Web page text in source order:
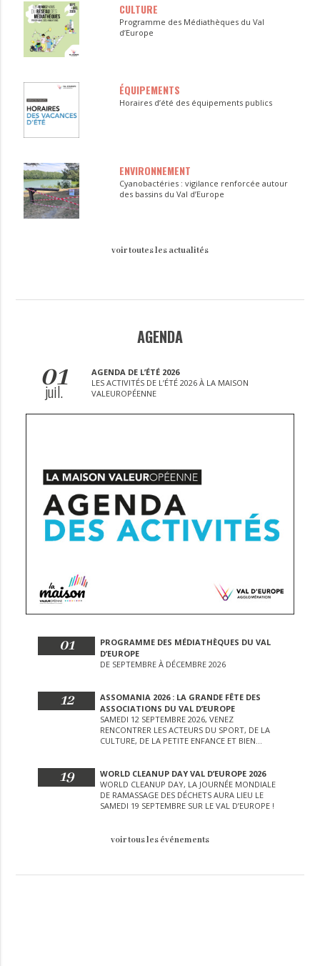
CULTURE
Programme des Médiathèques du Val
d’Europe
ÉQUIPEMENTS
Horaires d’été des équipements publics
ENVIRONNEMENT
Cyanobactéries : vigilance renforcée autour
des bassins du Val d’Europe
voir toutes les actualités
AGENDA
01
juil.
AGENDA DE L’ÉTÉ 2026
LES ACTIVITÉS DE L’ÉTÉ 2026 À LA MAISON
VALEUROPÉENNE
01
PROGRAMME DES MÉDIATHÈQUES DU VAL
D’EUROPE
DE SEPTEMBRE À DÉCEMBRE 2026
12
ASSOMANIA 2026 : LA GRANDE FÊTE DES
ASSOCIATIONS DU VAL D’EUROPE
SAMEDI 12 SEPTEMBRE 2026, VENEZ
RENCONTRER LES ACTEURS DU SPORT, DE LA
CULTURE, DE LA PETITE ENFANCE ET BIEN
19
WORLD CLEANUP DAY VAL D’EUROPE 2026
WORLD CLEANUP DAY, LA JOURNÉE MONDIALE
DE RAMASSAGE DES DÉCHETS AURA LIEU LE
SAMEDI 19 SEPTEMBRE SUR LE VAL D’EUROPE !
voir tous les événements